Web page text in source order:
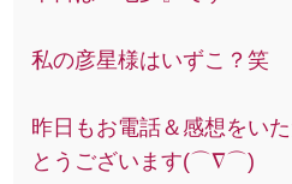
私の彦星様はいずこ？笑
昨日もお電話＆感想をい
とうございます(⌒∇⌒)